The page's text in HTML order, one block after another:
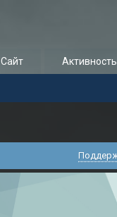
Сайт Активность